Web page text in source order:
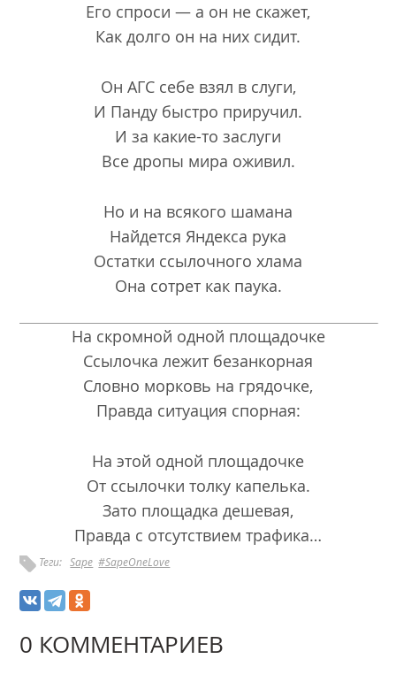
Его спроси — а он не скажет,
Как долго он на них сидит.
Он АГС себе взял в слуги,
И Панду быстро приручил.
И за какие-то заслуги
Все дропы мира оживил.
Но и на всякого шамана
Найдется Яндекса рука
Остатки ссылочного хлама
Она сотрет как паука.
На скромной одной площадочке
Ссылочка лежит безанкорная
Словно морковь на грядочке,
Правда ситуация спорная:
На этой одной площадочке
От ссылочки толку капелька.
Зато площадка дешевая,
Правда с отсутствием трафика…
Теги: Sape #SapeOneLove
0 КОММЕНТАРИЕВ